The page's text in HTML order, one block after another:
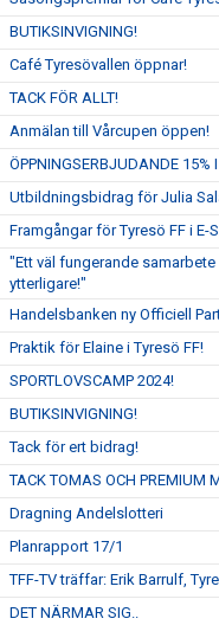
BUTIKSINVIGNING!
Café Tyresövallen öppnar!
TACK FÖR ALLT!
Anmälan till Vårcupen öppen!
ÖPPNINGSERBJUDANDE 15%
Utbildningsbidrag för Julia
Framgångar för Tyresö FF i E-
"Ett väl fungerande
ytterligare!"
Handelsbanken ny Officiell
Praktik för Elaine i Tyresö FF!
SPORTLOVSCAMP 2024!
BUTIKSINVIGNING!
Tack för ert bidrag!
TACK TOMAS OCH PREMIUM
Dragning Andelslotteri
Planrapport 17/1
TFF-TV träffar: Erik Barrulf,
DET NÄRMAR SIG..